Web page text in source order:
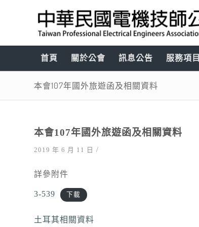
首頁 關於公會 訊息公告 服務項目
本會107年國外旅遊函及相關資料
本會107年國外旅遊函及相關資料
2019 年 6 月 11 日 /
詳參附件
3-539 下載
土耳其相關資料